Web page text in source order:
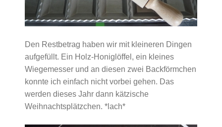
Den Restbetrag haben wir mit kleineren Dingen
aufgefüllt. Ein Holz-Honiglöffel, ein kleines
Wiegemesser und an diesen zwei Backförmchen
konnte ich einfach nicht vorbei gehen. Das
werden dieses Jahr dann kätzische
Weihnachtsplätzchen. *lach*